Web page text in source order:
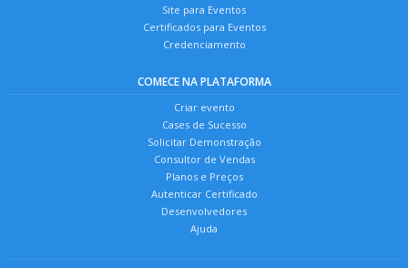
Site para Eventos
Certificados para Eventos
Credenciamento
COMECE NA PLATAFORMA
Criar evento
Cases de Sucesso
Solicitar Demonstração
Consultor de Vendas
Planos e Preços
Autenticar Certificado
Desenvolvedores
Ajuda